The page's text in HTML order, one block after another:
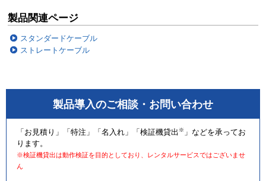
製品関連ページ
スタンダードケーブル
ストレートケーブル
製品導入のご相談・お問い合わせ
「お見積り」「特注」「名入れ」「検証機貸出 ※ 」などを承ってお
ります。
※検証機貸出は動作検証を目的としており、レンタルサービスではございませ
ん